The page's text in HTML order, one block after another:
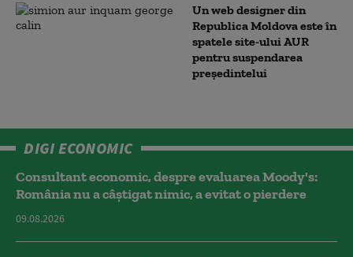
Un web designer din
Republica Moldova este în
spatele site-ului AUR
pentru suspendarea
președintelui
DIGI ECONOMIC
Consultant economic, despre evaluarea Moody's:
România nu a câştigat nimic, a evitat o pierdere
09.08.2026